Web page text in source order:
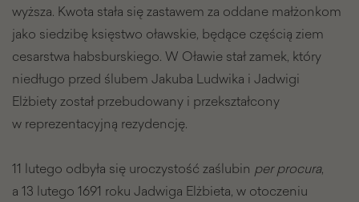
wyższa. Kwota stała się zastawem za oddane małżonkom
jako siedzibę księstwo oławskie, będące częścią ziem
cesarstwa habsburskiego. W Oławie stał zamek, który
niedługo przed ślubem Jakuba Ludwika i Jadwigi
Elżbiety został przebudowany i przekształcony
w reprezentacyjną rezydencję.
11 lutego odbyła się uroczystość zaślubin per procura,
a 13 lutego 1691 roku Jadwiga Elżbieta, w otoczeniu